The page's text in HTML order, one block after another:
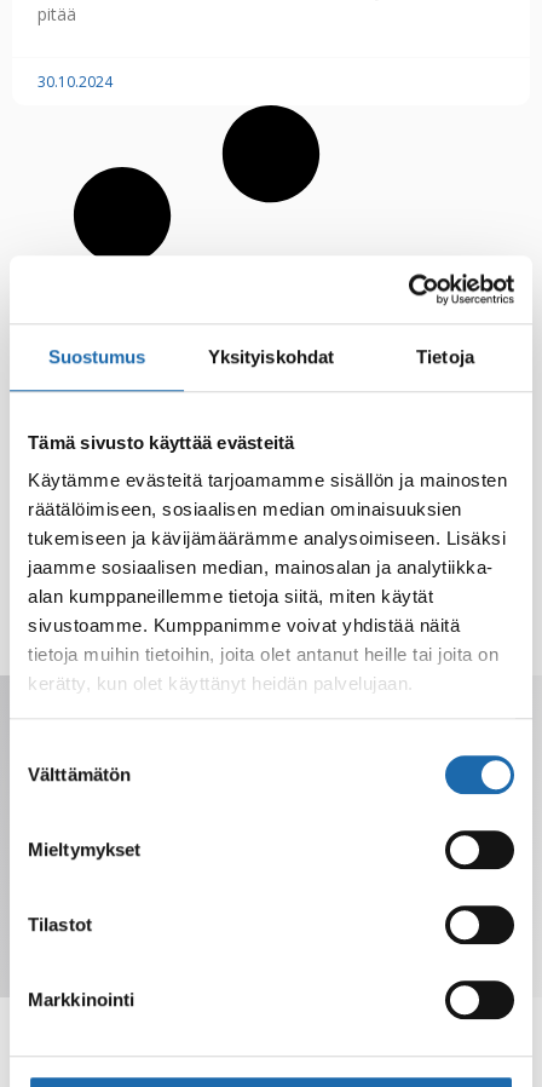
Suostumus Yksityiskohdat Tietoja
Tämä sivusto käyttää evästeitä
Käytämme evästeitä tarjoamamme sisällön ja mainosten
räätälöimiseen, sosiaalisen median ominaisuuksien
tukemiseen ja kävijämäärämme analysoimiseen. Lisäksi
jaamme sosiaalisen median, mainosalan ja analytiikka-
alan kumppaneillemme tietoja siitä, miten käytät
sivustoamme. Kumppanimme voivat yhdistää näitä
tietoja muihin tietoihin, joita olet antanut heille tai joita on
kerätty, kun olet käyttänyt heidän palvelujaan.
valinta
Välttämätön
Mieltymykset
Tilastot
Markkinointi
pitää
30.10.2024